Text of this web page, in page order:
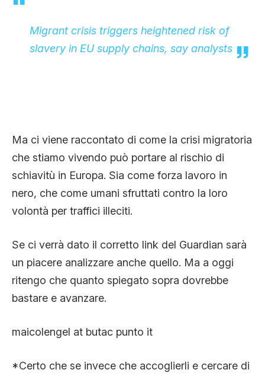
Migrant crisis triggers heightened risk of
slavery in EU supply chains, say analysts
Ma ci viene raccontato di come la crisi migratoria
che stiamo vivendo può portare al rischio di
schiavitù in Europa. Sia come forza lavoro in
nero, che come umani sfruttati contro la loro
volontà per traffici illeciti.
Se ci verrà dato il corretto link del Guardian sarà
un piacere analizzare anche quello. Ma a oggi
ritengo che quanto spiegato sopra dovrebbe
bastare e avanzare.
maicolengel at butac punto it
*Certo che se invece che accoglierli e cercare di